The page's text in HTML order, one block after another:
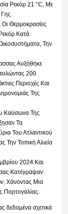
Ρεκόρ 21 °C, Με
Γης.
Θερμοκρασίες
Κατά
Την
Αυξήθηκε
200
Περιοχές Και
Της
Καύσωνα Της
Τα
Του Ατλαντικού
Την Τοπική Αλιεία
2024 Και
Κατέγραψαν
Χάνοντας Μια
Πορτογαλίας.
δεδομένα σχετικά